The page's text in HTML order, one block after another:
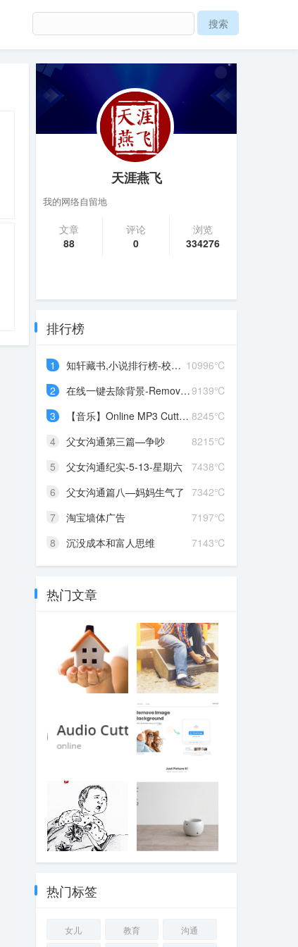
天涯燕飞
我的网络自留地
文章
88
评论
0
浏览
334276
排行榜
10996℃
1
知轩藏书,小说排行榜-校对全本TXT小说下载网
9139℃
2
在线一键去除背景-Remove Image Background
8245℃
3
【音乐】Online MP3 Cutter 在线剪辑歌曲
8215℃
4
父女沟通第三篇—争吵
7438℃
5
父女沟通纪实-5-13-星期六
7342℃
6
父女沟通篇八—妈妈生气了
7197℃
7
淘宝墙体广告
7143℃
8 沉没成本和富人思维
热门文章
【音乐】Online
MP3 Cutter 在线
剪辑歌曲
热门标签
女儿 教育 沟通